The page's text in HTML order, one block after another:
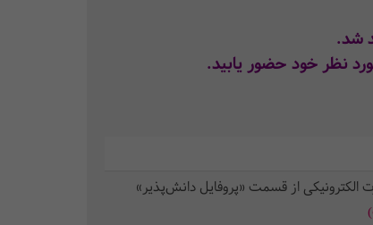
شد.
نظر خود حضور یابید.
از قسمت «پروفایل دانش‌پذیر»